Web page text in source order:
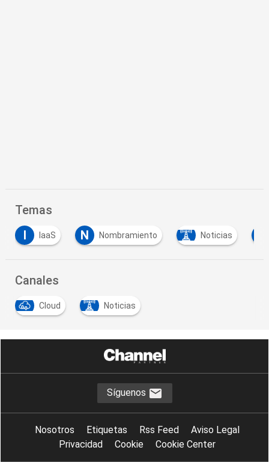
Temas
I
IaaS N Nombramiento Noticias
Canales
Cloud Noticias
Síguenos
Nosotros Etiquetas Rss Feed
Aviso Legal
Privacidad
Cookie Cookie Center